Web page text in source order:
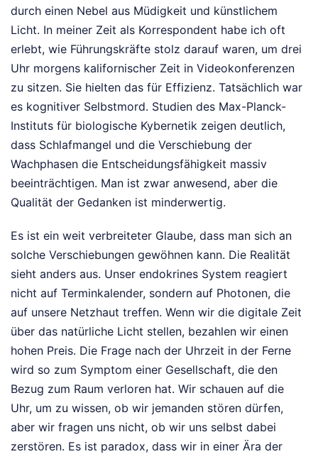
durch einen Nebel aus Müdigkeit und künstlichem
Licht. In meiner Zeit als Korrespondent habe ich oft
erlebt, wie Führungskräfte stolz darauf waren, um drei
Uhr morgens kalifornischer Zeit in Videokonferenzen
zu sitzen. Sie hielten das für Effizienz. Tatsächlich war
es kognitiver Selbstmord. Studien des Max-Planck-
Instituts für biologische Kybernetik zeigen deutlich,
dass Schlafmangel und die Verschiebung der
Wachphasen die Entscheidungsfähigkeit massiv
beeinträchtigen. Man ist zwar anwesend, aber die
Qualität der Gedanken ist minderwertig.
Es ist ein weit verbreiteter Glaube, dass man sich an
solche Verschiebungen gewöhnen kann. Die Realität
sieht anders aus. Unser endokrines System reagiert
nicht auf Terminkalender, sondern auf Photonen, die
auf unsere Netzhaut treffen. Wenn wir die digitale Zeit
über das natürliche Licht stellen, bezahlen wir einen
hohen Preis. Die Frage nach der Uhrzeit in der Ferne
wird so zum Symptom einer Gesellschaft, die den
Bezug zum Raum verloren hat. Wir schauen auf die
Uhr, um zu wissen, ob wir jemanden stören dürfen,
aber wir fragen uns nicht, ob wir uns selbst dabei
zerstören. Es ist paradox, dass wir in einer Ära der